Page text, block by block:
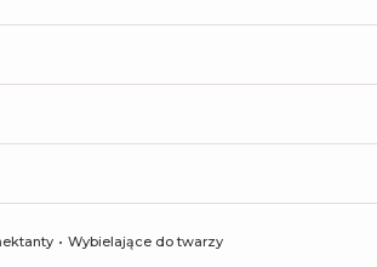
Wybielające do twarzy